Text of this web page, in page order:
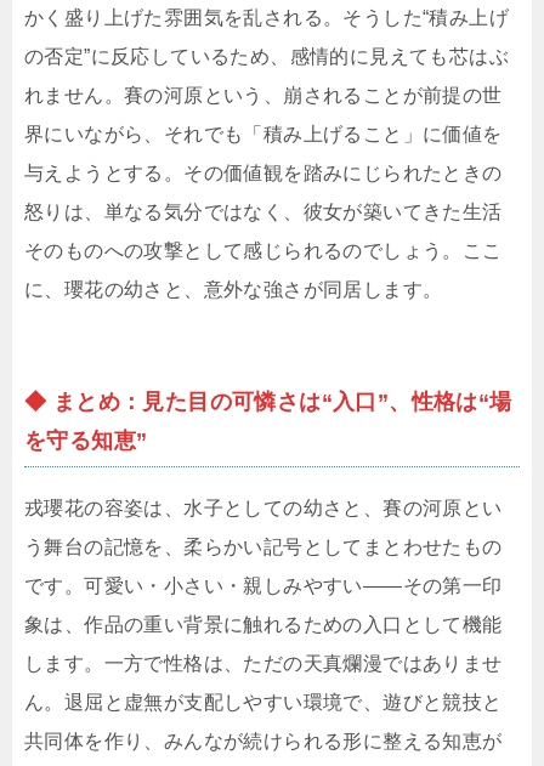
かく盛り上げた雰囲気を乱される。そうした“積み上げ
の否定”に反応しているため、感情的に見えても芯はぶ
れません。賽の河原という、崩されることが前提の世
界にいながら、それでも「積み上げること」に価値を
与えようとする。その価値観を踏みにじられたときの
怒りは、単なる気分ではなく、彼女が築いてきた生活
そのものへの攻撃として感じられるのでしょう。ここ
に、瓔花の幼さと、意外な強さが同居します。
◆ まとめ：見た目の可憐さは“入口”、性格は“場
を守る知恵”
戎瓔花の容姿は、水子としての幼さと、賽の河原とい
う舞台の記憶を、柔らかい記号としてまとわせたもの
です。可愛い・小さい・親しみやすい――その第一印
象は、作品の重い背景に触れるための入口として機能
します。一方で性格は、ただの天真爛漫ではありませ
ん。退屈と虚無が支配しやすい環境で、遊びと競技と
共同体を作り、みんなが続けられる形に整える知恵が